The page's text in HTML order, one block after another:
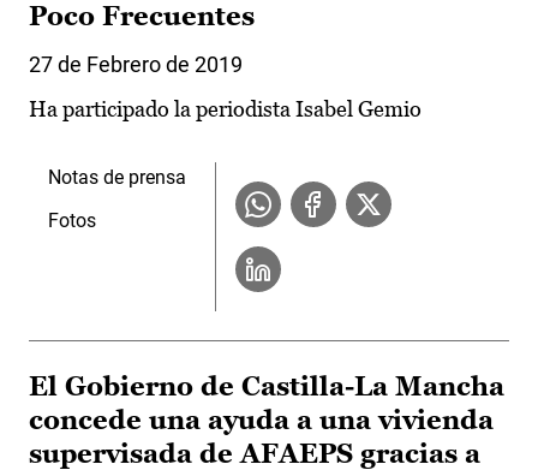
Poco Frecuentes
27 de Febrero de 2019
Ha participado la periodista Isabel Gemio
Notas de prensa
Fotos
El Gobierno de Castilla-La Mancha
concede una ayuda a una vivienda
supervisada de AFAEPS gracias a